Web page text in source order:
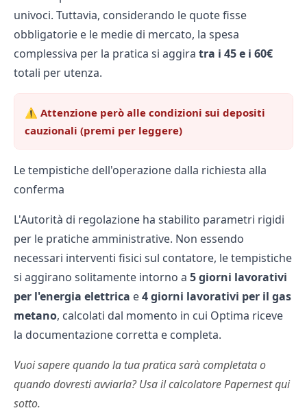
univoci. Tuttavia, considerando le quote fisse
obbligatorie e le medie di mercato, la spesa
complessiva per la pratica si aggira tra i 45 e i 60€
totali per utenza.
⚠️ Attenzione però alle condizioni sui depositi
cauzionali (premi per leggere)
Le tempistiche dell'operazione dalla richiesta alla
conferma
L'Autorità di regolazione ha stabilito parametri rigidi
per le pratiche amministrative. Non essendo
necessari interventi fisici sul contatore, le tempistiche
si aggirano solitamente intorno a 5 giorni lavorativi
per l'energia elettrica e4 giorni lavorativi per il gas
metano, calcolati dal momento in cui Optima riceve
la documentazione corretta e completa.
Vuoi sapere quando la tua pratica sarà completata o
quando dovresti avviarla? Usa il calcolatore Papernest qui
sotto.